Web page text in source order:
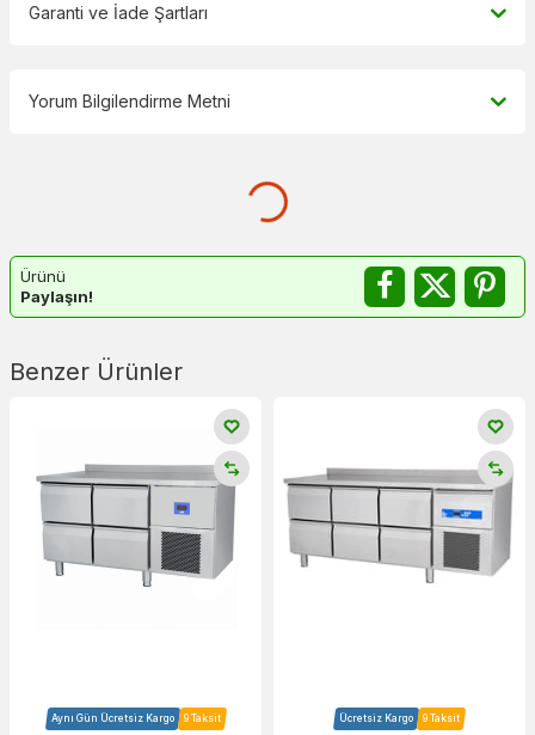
Garanti ve İade Şartları
Yorum Bilgilendirme Metni
Ürünü
Paylaşın!
Benzer Ürünler
Aynı Gün Ücretsiz Kargo 9 Taksit Ücretsiz Kargo 9 Taksit